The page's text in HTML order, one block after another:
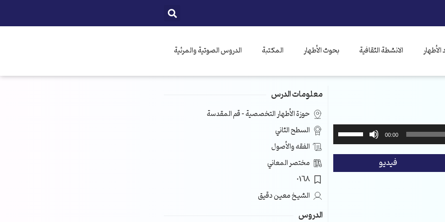
الانشطة الثقافية بحوث الأطهار المكتبة الدروس الصوتية والمرئية
00:00
استخدم
الأسهم
فيديو
معلومات الدرس
حوزة الأطهار التخصصية – قم المقدسة
السطح الثاني
الفقه والأصول
مختصر المعاني
0168
الشيخ معين دقيق
الدروس